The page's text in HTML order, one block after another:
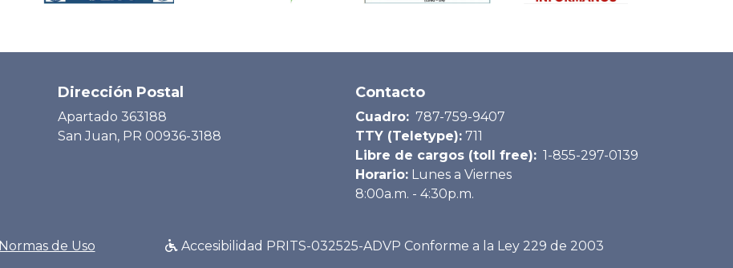
Dirección Postal
Apartado 363188
San Juan, PR 00936-3188
Contacto
Cuadro: 787-759-9407
TTY (Teletype): 711
Libre de cargos (toll free): 1-855-297-0139
Horario: Lunes a Viernes
8:00a.m. - 4:30p.m.
Normas de Uso Accesibilidad PRITS-032525-ADVP Conforme a la Ley 229 de 2003